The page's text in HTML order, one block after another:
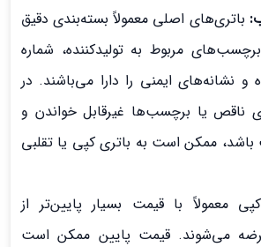
باتری‌های اصلی معمولاً بسته‌بندی دقیق
مربوط به تولیدکننده، شماره
و نشانه‌های ایمنی را دارا می‌باشند. در
ناقص یا برچسب‌ها غیرقابل خواندن و
ممکن است به باتری کپی یا تقلبی
معمولاً با قیمت بسیار پایین‌تر از
می‌شوند. قیمت پایین ممکن است